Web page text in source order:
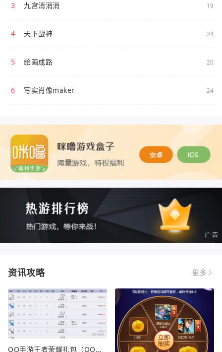
3 九宫消消消 19
4 天下战神 24
5 绘画成路 20
6 写实肖像maker 24
资讯攻略 更多
QQ手游王者荣耀礼包（QQ手游王者荣耀礼包在哪领）